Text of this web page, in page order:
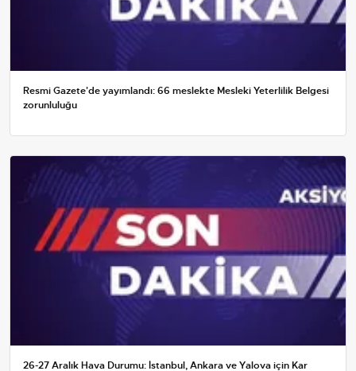
Resmi Gazete'de yayımlandı: 66 meslekte Mesleki Yeterlilik Belgesi
zorunluluğu
26-27 Aralık Hava Durumu: İstanbul, Ankara ve Yalova için Kar